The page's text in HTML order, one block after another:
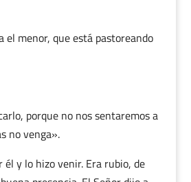
el menor, que está pastoreando
porque no nos sentaremos a
no venga».
él y lo hizo venir. Era rubio, de